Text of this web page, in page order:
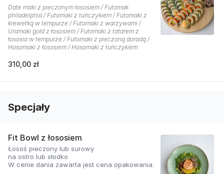
Date maki z pieczonym łososiem / Futomak
philadelphia / Futomaki z tuńczykiem / Futomaki z
krewetką w tempurze / Futomaki z warzywami /
Uramaki gold z łososiem / Futomaki z tatarem z
łososia w tempurze / Futomaki z pieczoną doradą /
Hosomaki z łososiem / Hosomaki z tuńczykiem
310,00 zł
Specjały
Fit Bowl z łososiem
Łosoś pieczony lub surowy
na ostro lub słodko
W cenie dania zawarta jest cena opakowania.